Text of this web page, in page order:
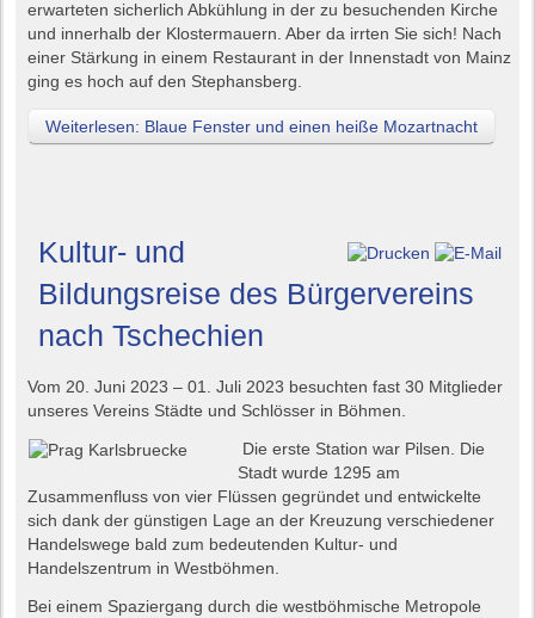
erwarteten sicherlich Abkühlung in der zu besuchenden Kirche
und innerhalb der Klostermauern. Aber da irrten Sie sich! Nach
einer Stärkung in einem Restaurant in der Innenstadt von Mainz
ging es hoch auf den Stephansberg.
Weiterlesen: Blaue Fenster und einen heiße Mozartnacht
Kultur- und
Bildungsreise des Bürgervereins
nach Tschechien
Vom 20. Juni 2023 – 01. Juli 2023 besuchten fast 30 Mitglieder
unseres Vereins Städte und Schlösser in Böhmen.
Die erste Station war Pilsen. Die
Stadt wurde 1295 am
Zusammenfluss von vier Flüssen gegründet und entwickelte
sich dank der günstigen Lage an der Kreuzung verschiedener
Handelswege bald zum bedeutenden Kultur- und
Handelszentrum in Westböhmen.
Bei einem Spaziergang durch die westböhmische Metropole